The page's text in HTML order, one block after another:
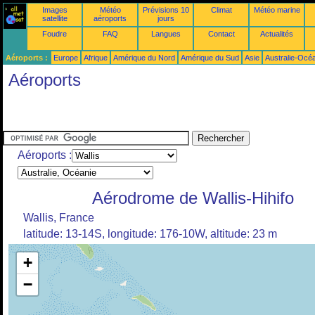
Images
satellite
Météo
aéroports
Prévisions 10
jours
Climat Météo marine
Foudre FAQ Langues Contact Actualités
Aéroports : Europe Afrique Amérique du Nord Amérique du Sud Asie Australie-
Aéroports
Aéroports :
Aérodrome de Wallis-Hihifo
Wallis, France
latitude: 13-14S, longitude: 176-10W, altitude: 23 m
+
−